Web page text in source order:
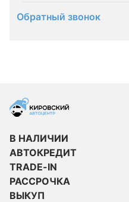
Обратный звонок
В НАЛИЧИИ
АВТОКРЕДИТ
TRADE-IN
РАССРОЧКА
ВЫКУП